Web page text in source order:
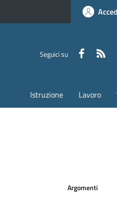
Seguici su
Istruzione Lavoro
Argomenti